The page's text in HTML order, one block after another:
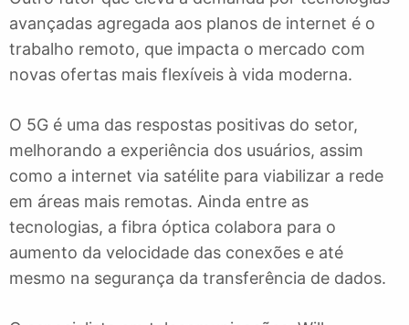
avançadas agregada aos planos de internet é o
trabalho remoto, que impacta o mercado com
novas ofertas mais flexíveis à vida moderna.
O 5G é uma das respostas positivas do setor,
melhorando a experiência dos usuários, assim
como a internet via satélite para viabilizar a rede
em áreas mais remotas. Ainda entre as
tecnologias, a fibra óptica colabora para o
aumento da velocidade das conexões e até
mesmo na segurança da transferência de dados.